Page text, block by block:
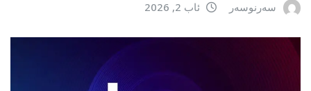
سەرنوسەر ئاب 2, 2026